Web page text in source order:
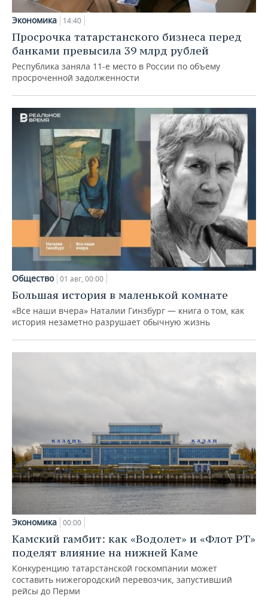
Экономика 14:40
Просрочка татарстанского бизнеса перед
банками превысила 39 млрд рублей
Республика заняла 11-е место в России по объему
просроченной задолженности
Общество 01 авг, 00:00
Большая история в маленькой комнате
«Все наши вчера» Наталии Гинзбург — книга о том, как
история незаметно разрушает обычную жизнь
Экономика 00:00
Камский гамбит: как «Водолет» и «Флот РТ»
поделят влияние на нижней Каме
Конкуренцию татарстанской госкомпании может
составить нижегородский перевозчик, запустивший
рейсы до Перми